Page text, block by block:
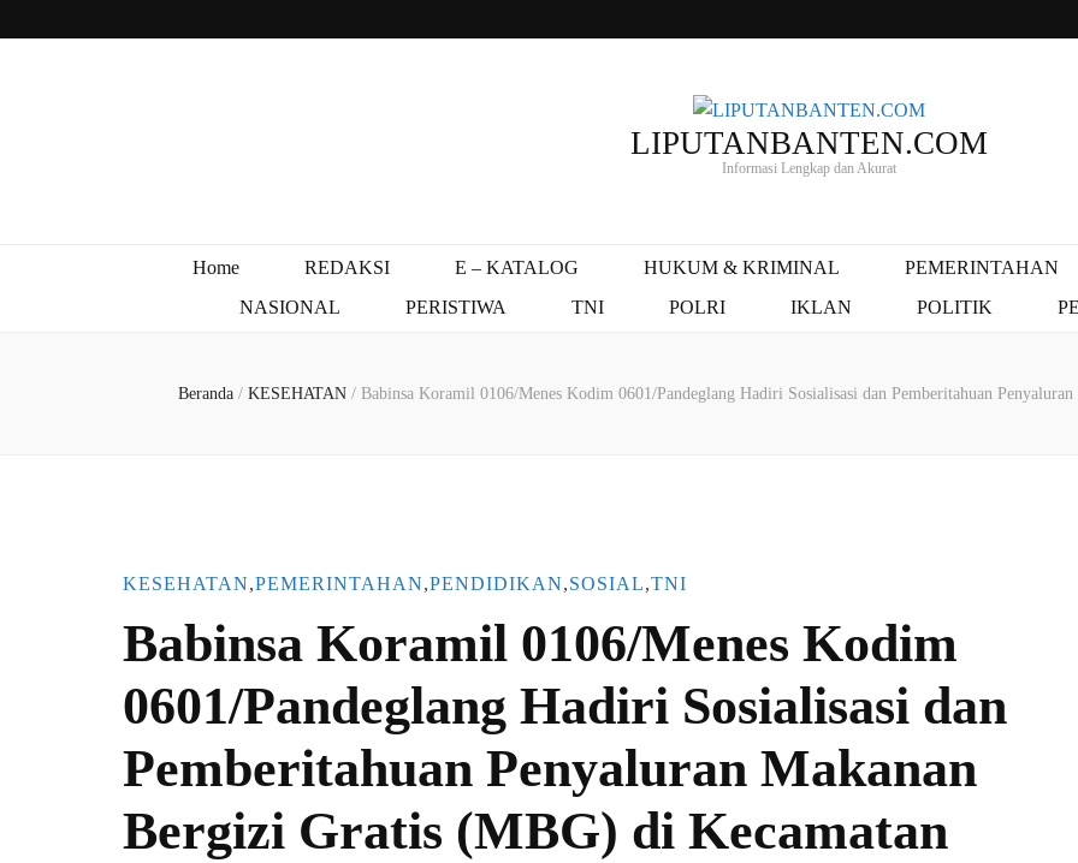
LIPUTANBANTEN.COM
Informasi Lengkap dan Akurat
Home REDAKSI E – KATALOG HUKUM & KRIMINAL
PEMERINTAHAN
NASIONAL
PERISTIWA TNI POLRI IKLAN POLITIK
Beranda / KESEHATAN / Babinsa Koramil 0106/Menes Kodim 0601/Pandeglang Hadiri Sosialisasi dan Pemberitahuan
KESEHATAN,PEMERINTAHAN,PENDIDIKAN,SOSIAL,TNI
Babinsa Koramil 0106/Menes Kodim
0601/Pandeglang Hadiri Sosialisasi dan
Pemberitahuan Penyaluran Makanan
Bergizi Gratis (MBG) di Kecamatan